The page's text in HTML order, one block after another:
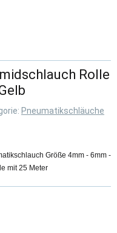
Rolle
Pneumatikschläuche
Größe 4mm - 6mm -
mit 25 Meter